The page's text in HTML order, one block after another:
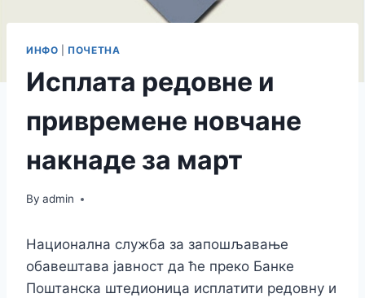
ИНФО ПОЧЕТНА
Исплата редовне и
привремене новчане
накнаде за март
By admin
Национална служба за запошљавање
обавештава јавност да ће преко Банке
Поштанска штедионица исплатити редовну и